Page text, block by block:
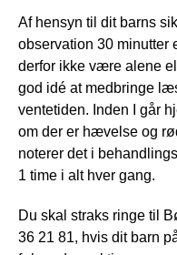
Af hensyn til dit barns
observation 30 minutter
derfor ikke være alene
god idé at medbringe
ventetiden. Inden I går
om der er hævelse og
noterer det i
1 time i alt hver gang.
Du skal straks ringe til
36 21 81, hvis dit barn